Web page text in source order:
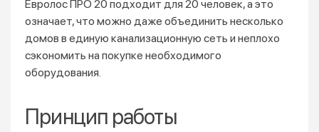
Евролос ПРО 20 подходит для 20 человек, а это
означает, что можно даже объединить несколько
домов в единую канализационную сеть и неплохо
сэкономить на покупке необходимого
оборудования.
Принцип работы